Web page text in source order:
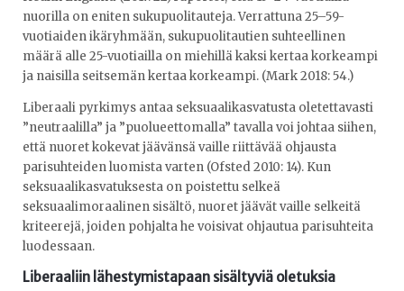
nuorilla on eniten sukupuolitauteja. Verrattuna 25–59-
vuotiaiden ikäryhmään, sukupuolitautien suhteellinen
määrä alle 25-vuotiailla on miehillä kaksi kertaa korkeampi
ja naisilla seitsemän kertaa korkeampi. (Mark 2018: 54.)
Liberaali pyrkimys antaa seksuaalikasvatusta oletettavasti
”neutraalilla” ja ”puolueettomalla” tavalla voi johtaa siihen,
että nuoret kokevat jäävänsä vaille riittävää ohjausta
parisuhteiden luomista varten (Ofsted 2010: 14). Kun
seksuaalikasvatuksesta on poistettu selkeä
seksuaalimoraalinen sisältö, nuoret jäävät vaille selkeitä
kriteerejä, joiden pohjalta he voisivat ohjautua parisuhteita
luodessaan.
Liberaaliin lähestymistapaan sisältyviä oletuksia